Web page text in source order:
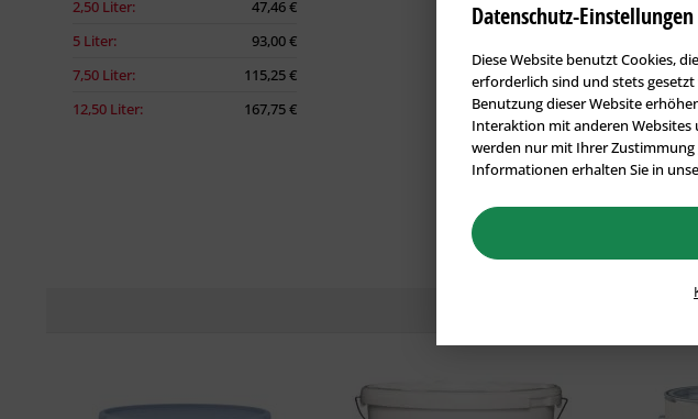
2,50 Liter:
47,46 €
5 Liter:
93,00 €
7,50 Liter:
115,25 €
12,50 Liter:
167,75 €
2,50 Liter:
12,50 Liter:
Alle tönbaren
Datenschutz-Einstellungen
Diese Website benutzt Cookies,
erforderlich sind und stets
Benutzung dieser Website
Interaktion mit anderen Websites
werden nur mit Ihrer
Informationen erhalten Sie in